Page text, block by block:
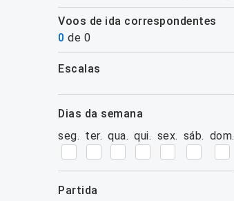
Voos de ida correspondentes
0 de 0
escalas
dias da semana
seg. ter. qua. qui. sex. sáb. dom.
partida
esta semana (ainda). Utilize o formulário de